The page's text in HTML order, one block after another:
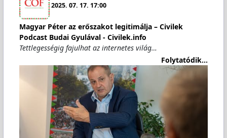
2025. 07. 17. 17:00
Magyar Péter az erőszakot legitimálja – Civilek
Podcast Budai Gyulával - Civilek.info
Tettlegességig fajulhat az internetes világ…
Folytatódik...